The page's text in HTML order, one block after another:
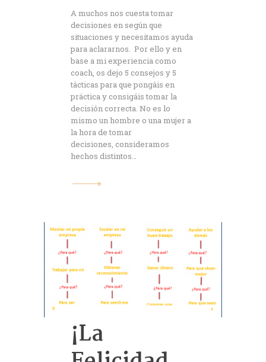
A muchos nos cuesta tomar
decisiones en según que
situaciones y necesitamos ayuda
para aclararnos. Por ello y en
base a mi experiencia como
coach, os dejo 5 consejos y 5
tácticas para que pongáis en
práctica y consigáis tomar la
decisión correcta. No es lo
mismo un hombre o una mujer a
la hora de tomar
decisiones, consideramos
hechos distintos…
¡La